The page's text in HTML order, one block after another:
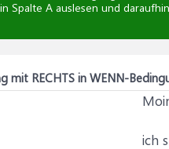
Spalte A auslesen und
mit RECHTS in WENN-
ich